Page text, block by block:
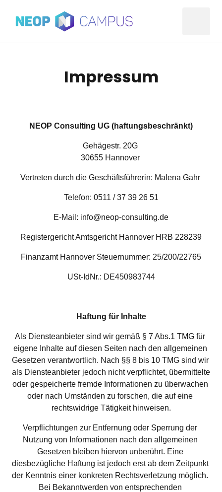
Impressum
NEOP Consulting UG (haftungsbeschränkt)
Gehägestr. 20G
30655 Hannover
Vertreten durch die Geschäftsführerin: Malena Gahr
Telefon: 0511 / 37 39 26 51
E-Mail: info@neop-consulting.de
Registergericht Amtsgericht Hannover HRB 228239
Finanzamt Hannover Steuernummer: 25/200/22765
USt-IdNr.: DE450983744
Haftung für Inhalte
Als Diensteanbieter sind wir gemäß § 7 Abs.1 TMG für
eigene Inhalte auf diesen Seiten nach den allgemeinen
Gesetzen verantwortlich. Nach §§ 8 bis 10 TMG sind wir
als Diensteanbieter jedoch nicht verpflichtet, übermittelte
oder gespeicherte fremde Informationen zu überwachen
oder nach Umständen zu forschen, die auf eine
rechtswidrige Tätigkeit hinweisen.
Verpflichtungen zur Entfernung oder Sperrung der
Nutzung von Informationen nach den allgemeinen
Gesetzen bleiben hiervon unberührt. Eine
diesbezügliche Haftung ist jedoch erst ab dem Zeitpunkt
der Kenntnis einer konkreten Rechtsverletzung möglich.
Bei Bekanntwerden von entsprechenden